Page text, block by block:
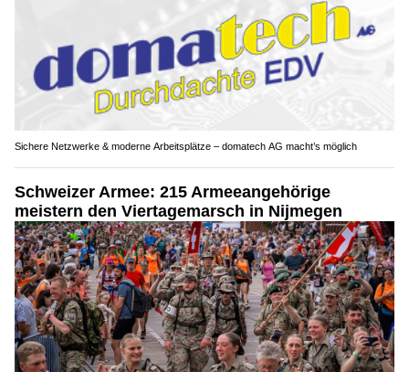
Sichere Netzwerke & moderne Arbeitsplätze – domatech AG macht’s möglich
Schweizer Armee: 215 Armeeangehörige
meistern den Viertagemarsch in Nijmegen